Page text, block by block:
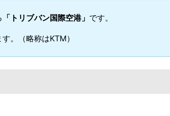
「トリブバン国際空港」 です。
。（略称はKTM）